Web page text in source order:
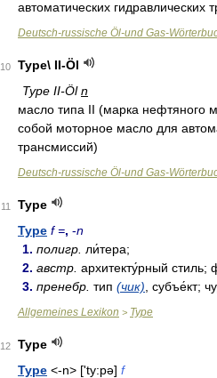
автоматических гидравлических
Deutsch-russische Öl-und Gas-
10
Type\ II-Öl
Type II-Öln
масло типа II (марка нефтяного
собой моторное масло для
трансмиссий)
Deutsch-russische Öl-und Gas-
11
Type
Type f =, -n
1. полигр. ли́тера;
2. австр. архитекту́рный стиль;
3. пренебр. тип (чик) , субъе́кт;
Allgemeines Lexikon > Type
12
Type
Type <-n> ['ty:pə] f